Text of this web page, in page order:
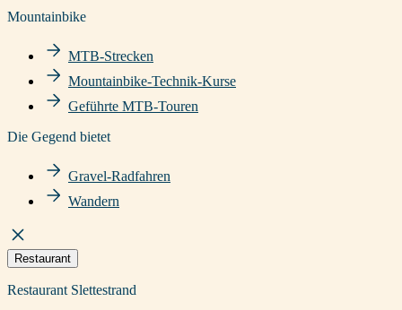
Mountainbike
MTB-Strecken
Mountainbike-Technik-Kurse
Geführte MTB-Touren
Die Gegend bietet
Gravel-Radfahren
Wandern
Restaurant
Restaurant Slettestrand